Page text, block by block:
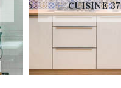
CUISINE 37